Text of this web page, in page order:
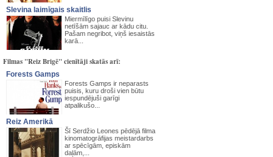
Slevina laimīgais skaitlis
Miermīlīgo puisi Slevinu
netīšām sajauc ar kādu citu.
Pašam negribot, viņš iesaistās
karā...
Filmas "Reiz Brigē" cienītāji skatās arī:
Forests Gamps
Forests Gamps ir neparasts
puisis, kuru droši vien būtu
iespundējuši garīgi
atpalikušo...
Reiz Amerikā
Šī Serdžio Leones pēdējā filma
kinomatogrāfijas meistardarbs
ar spēcīgām, episkām
daļām,...